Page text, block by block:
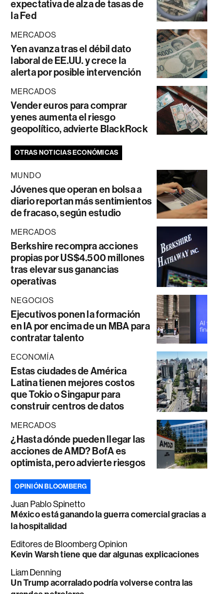
expectativa de alza de tasas de
la Fed
MERCADOS
Yen avanza tras el débil dato
laboral de EE.UU. y crece la
alerta por posible intervención
MERCADOS
Vender euros para comprar
yenes aumenta el riesgo
geopolítico, advierte BlackRock
OTRAS NOTICIAS ECONÓMICAS
MUNDO
Jóvenes que operan en bolsa a
diario reportan más sentimientos
de fracaso, según estudio
MERCADOS
Berkshire recompra acciones
propias por US$4.500 millones
tras elevar sus ganancias
operativas
NEGOCIOS
Ejecutivos ponen la formación
en IA por encima de un MBA para
contratar talento
ECONOMÍA
Estas ciudades de América
Latina tienen mejores costos
que Tokio o Singapur para
construir centros de datos
MERCADOS
¿Hasta dónde pueden llegar las
acciones de AMD? BofA es
optimista, pero advierte riesgos
OPINIÓN BLOOMBERG
Juan Pablo Spinetto
México está ganando la guerra comercial gracias a
la hospitalidad
Editores de Bloomberg Opinion
Kevin Warsh tiene que dar algunas explicaciones
Liam Denning
Un Trump acorralado podría volverse contra las